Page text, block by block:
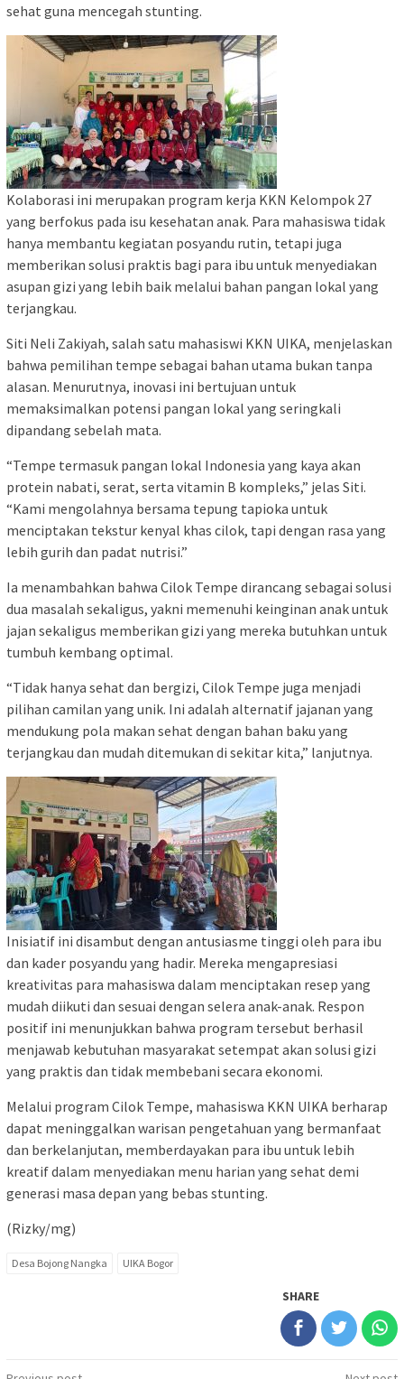
sehat guna mencegah stunting.
Kolaborasi ini merupakan program kerja KKN Kelompok 27
yang berfokus pada isu kesehatan anak. Para mahasiswa tidak
hanya membantu kegiatan posyandu rutin, tetapi juga
memberikan solusi praktis bagi para ibu untuk menyediakan
asupan gizi yang lebih baik melalui bahan pangan lokal yang
terjangkau.
Siti Neli Zakiyah, salah satu mahasiswi KKN UIKA, menjelaskan
bahwa pemilihan tempe sebagai bahan utama bukan tanpa
alasan. Menurutnya, inovasi ini bertujuan untuk
memaksimalkan potensi pangan lokal yang seringkali
dipandang sebelah mata.
“Tempe termasuk pangan lokal Indonesia yang kaya akan
protein nabati, serat, serta vitamin B kompleks,” jelas Siti.
“Kami mengolahnya bersama tepung tapioka untuk
menciptakan tekstur kenyal khas cilok, tapi dengan rasa yang
lebih gurih dan padat nutrisi.”
Ia menambahkan bahwa Cilok Tempe dirancang sebagai solusi
dua masalah sekaligus, yakni memenuhi keinginan anak untuk
jajan sekaligus memberikan gizi yang mereka butuhkan untuk
tumbuh kembang optimal.
“Tidak hanya sehat dan bergizi, Cilok Tempe juga menjadi
pilihan camilan yang unik. Ini adalah alternatif jajanan yang
mendukung pola makan sehat dengan bahan baku yang
terjangkau dan mudah ditemukan di sekitar kita,” lanjutnya.
Inisiatif ini disambut dengan antusiasme tinggi oleh para ibu
dan kader posyandu yang hadir. Mereka mengapresiasi
kreativitas para mahasiswa dalam menciptakan resep yang
mudah diikuti dan sesuai dengan selera anak-anak. Respon
positif ini menunjukkan bahwa program tersebut berhasil
menjawab kebutuhan masyarakat setempat akan solusi gizi
yang praktis dan tidak membebani secara ekonomi.
Melalui program Cilok Tempe, mahasiswa KKN UIKA berharap
dapat meninggalkan warisan pengetahuan yang bermanfaat
dan berkelanjutan, memberdayakan para ibu untuk lebih
kreatif dalam menyediakan menu harian yang sehat demi
generasi masa depan yang bebas stunting.
(Rizky/mg)
Desa Bojong Nangka UIKA Bogor
SHARE